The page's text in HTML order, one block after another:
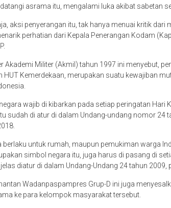
asrama itu, mengalami luka akibat sabetan
aksi penyerangan itu, tak hanya menuai kritik
perhatian dari Kepala Penerangan Kodam
Akademi Militer (Akmil) tahun 1997 ini menyebut,
HUT Kemerdekaan, merupakan suatu kewajiban
wajib di kibarkan pada setiap peringatan
sudah di atur di dalam Undang-undang nomor 24
berlaku untuk rumah, maupun pemukiman warga
simbol negara itu, juga harus di pasang di
diatur di dalam Undang-Undang 24 tahun 2009,
Wadanpaspampres Grup-D ini juga
ke para kelompok masyarakat tersebut.